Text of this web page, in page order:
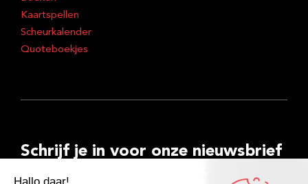
Kaartspellen
Scheurkalender
Quoteboekjes
Schrijf je in voor onze nieuwsbrief